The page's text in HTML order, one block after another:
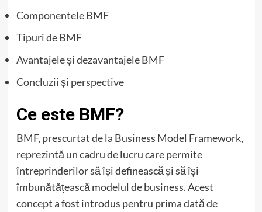
Componentele BMF
Tipuri de BMF
Avantajele și dezavantajele BMF
Concluzii și perspective
Ce este BMF?
BMF, prescurtat de la Business Model Framework,
reprezintă un cadru de lucru care permite
întreprinderilor să își definească și să își
îmbunătățească modelul de business. Acest
concept a fost introdus pentru prima dată de